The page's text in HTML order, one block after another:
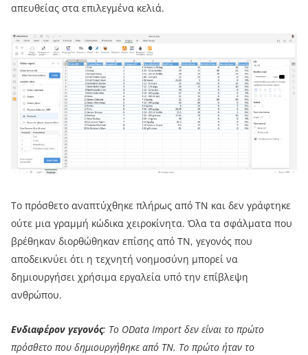
απευθείας στα επιλεγμένα κελιά.
Το πρόσθετο αναπτύχθηκε πλήρως από TN και δεν γράφτηκε
ούτε μια γραμμή κώδικα χειροκίνητα. Όλα τα σφάλματα που
βρέθηκαν διορθώθηκαν επίσης από TN, γεγονός που
αποδεικνύει ότι η τεχνητή νοημοσύνη μπορεί να
δημιουργήσει χρήσιμα εργαλεία υπό την επίβλεψη
ανθρώπου.
Ενδιαφέρον γεγονός: Το OData Import δεν είναι το πρώτο
πρόσθετο που δημιουργήθηκε από TN. Το πρώτο ήταν το